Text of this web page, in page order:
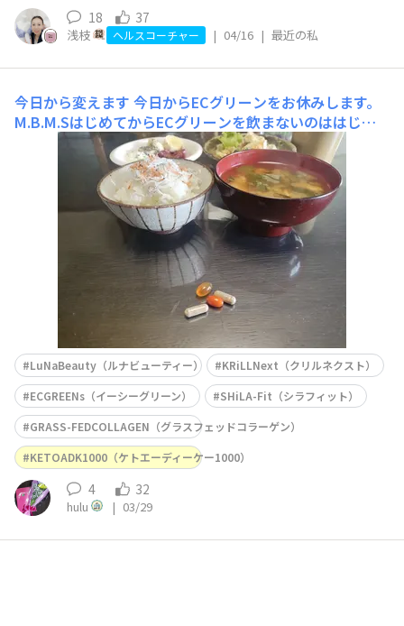
18 37
浅枝 ヘルスコーチャー | 04/16 | 最近の私
今日から変えます 今日からECグリーンをお休みします。
M.B.M.SはじめてからECグリーンを飲まないのははじめ
てです。今まで1杯にしていたグラスフェッドコラーゲン
も2杯に戻します。そしてKETOADKは夜に飲むことになり
ました。時間をずらして飲む。を一度やってみたかった
（笑）😚定期の変更もしたし準備万端です😆オンラ
LuNaBeauty（ルナビューティー）
KRiLLNext（クリルネクスト）
ECGREENs（イーシーグリーン）
SHiLA-Fit（シラフィット）
GRASS-FEDCOLLAGEN（グラスフェッドコラーゲン）
KETOADK1000（ケトエーディーケー1000）
4 32
hulu | 03/29